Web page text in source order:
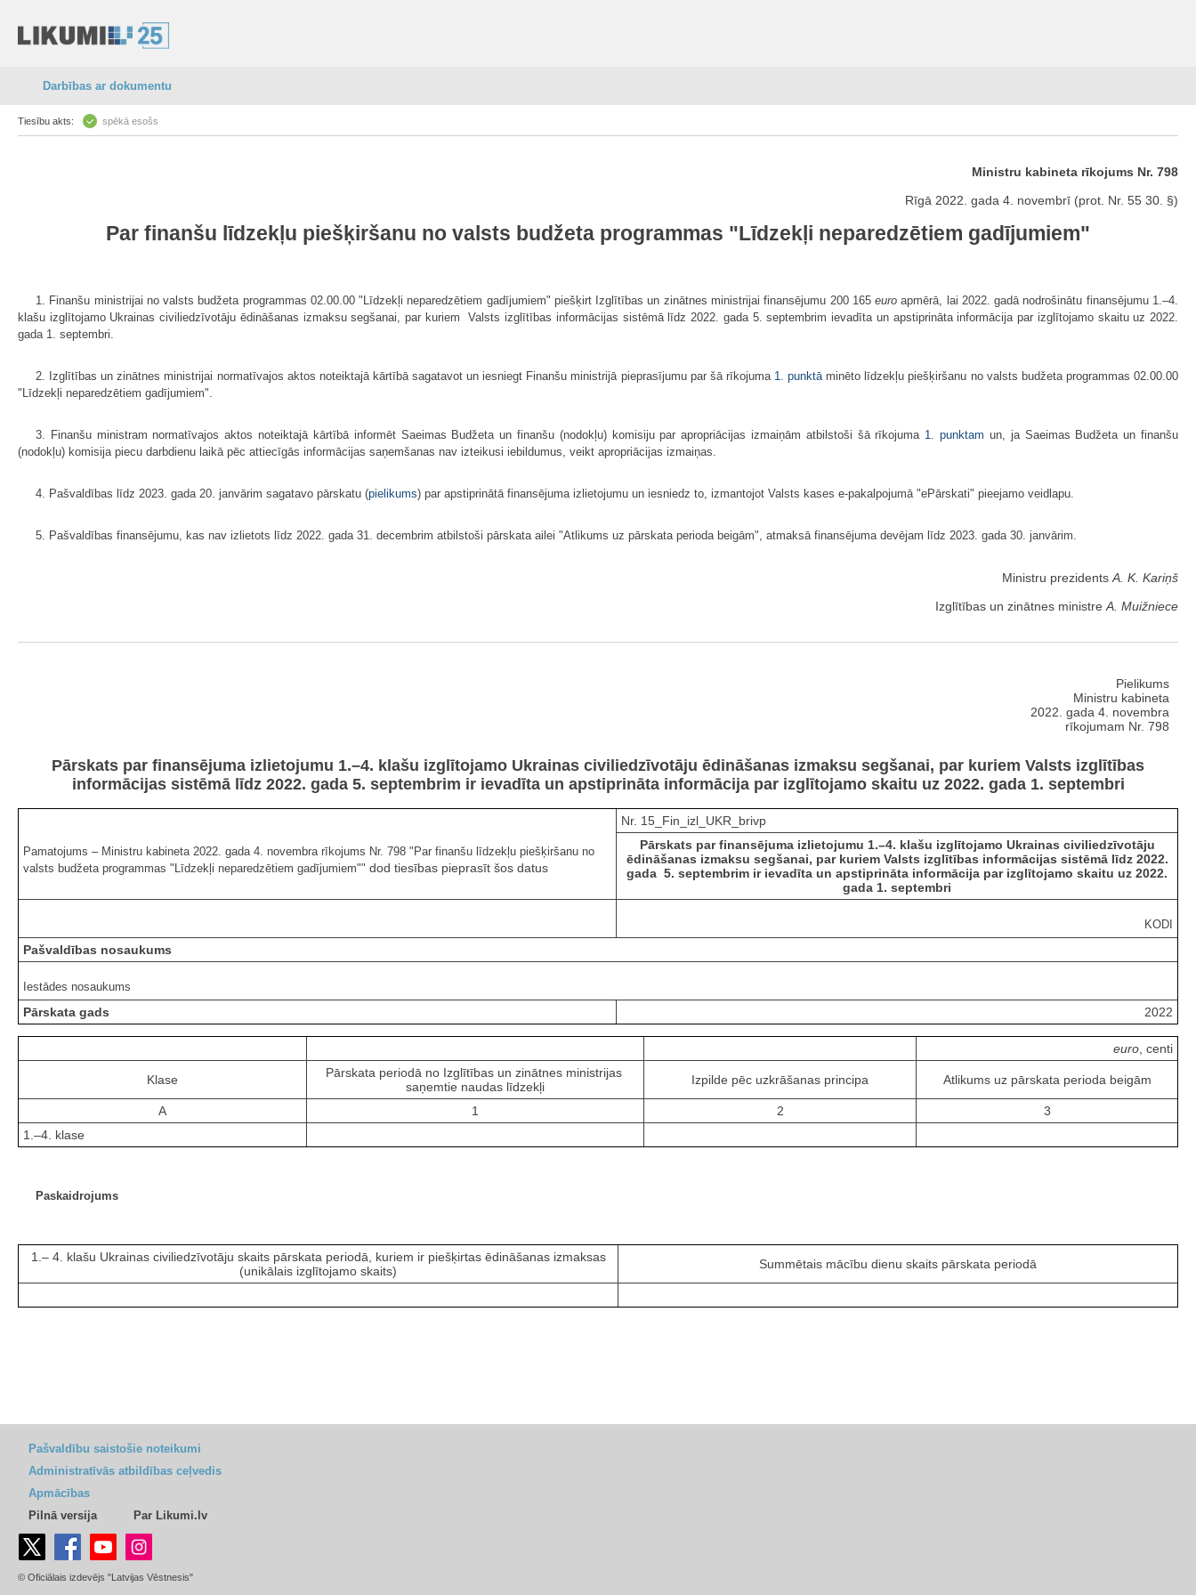
Darbības ar dokumentu
Tiesību akts: spēkā esošs
Ministru kabineta rīkojums Nr. 798
Rīgā 2022. gada 4. novembrī (prot. Nr. 55 30. §)
Par finanšu līdzekļu piešķiršanu no valsts budžeta programmas "Līdzekļi neparedzētiem gadījumiem"
1. Finanšu ministrijai no valsts budžeta programmas 02.00.00 "Līdzekļi neparedzētiem gadījumiem" piešķirt Izglītības un zinātnes ministrijai finansējumu 200 165euro apmērā, lai 2022. gadā nodrošinātu finansējumu 1.–4.
klašu izglītojamo Ukrainas civiliedzīvotāju ēdināšanas izmaksu segšanai, par kuriem Valsts izglītības informācijas sistēmā līdz 2022. gada 5. septembrim ievadīta un apstiprināta informācija par izglītojamo skaitu uz 2022.
gada 1. septembri.
2. Izglītības un zinātnes ministrijai normatīvajos aktos noteiktajā kārtībā sagatavot un iesniegt Finanšu ministrijā pieprasījumu par šā rīkojuma 1. punktā minēto līdzekļu piešķiršanu no valsts budžeta programmas 02.00.00
"Līdzekļi neparedzētiem gadījumiem".
3. Finanšu ministram normatīvajos aktos noteiktajā kārtībā informēt Saeimas Budžeta un finanšu (nodokļu) komisiju par apropriācijas izmaiņām atbilstoši šā rīkojuma 1. punktam un, ja Saeimas Budžeta un finanšu
(nodokļu) komisija piecu darbdienu laikā pēc attiecīgās informācijas saņemšanas nav izteikusi iebildumus, veikt apropriācijas izmaiņas.
4. Pašvaldības līdz 2023. gada 20. janvārim sagatavo pārskatu (pielikums) par apstiprinātā finansējuma izlietojumu un iesniedz to, izmantojot Valsts kases e-pakalpojumā "ePārskati" pieejamo veidlapu.
5. Pašvaldības finansējumu, kas nav izlietots līdz 2022. gada 31. decembrim atbilstoši pārskata ailei "Atlikums uz pārskata perioda beigām", atmaksā finansējuma devējam līdz 2023. gada 30. janvārim.
Ministru prezidents A. K. Kariņš
Izglītības un zinātnes ministre A. Muižniece
Pielikums
Ministru kabineta
2022. gada 4. novembra
rīkojumam Nr. 798
Pārskats par finansējuma izlietojumu 1.–4. klašu izglītojamo Ukrainas civiliedzīvotāju ēdināšanas izmaksu segšanai, par kuriem Valsts izglītības
informācijas sistēmā līdz 2022. gada 5. septembrim ir ievadīta un apstiprināta informācija par izglītojamo skaitu uz 2022. gada 1. septembri
Pamatojums – Ministru kabineta 2022. gada 4. novembra rīkojums Nr. 798 "Par finanšu līdzekļu piešķiršanu no
valsts budžeta programmas "Līdzekļi neparedzētiem gadījumiem"" dod tiesības pieprasīt šos datus
Nr. 15_Fin_izl_UKR_brivp
Pārskats par finansējuma izlietojumu 1.–4. klašu izglītojamo Ukrainas civiliedzīvotāju
ēdināšanas izmaksu segšanai, par kuriem Valsts izglītības informācijas sistēmā līdz 2022.
gada 5. septembrim ir ievadīta un apstiprināta informācija par izglītojamo skaitu uz 2022.
gada 1. septembri
KODI
Pašvaldības nosaukums
Iestādes nosaukums
Pārskata gads 2022
euro, centi
Klase
Pārskata periodā no Izglītības un zinātnes ministrijas
saņemtie naudas līdzekļi
Izpilde pēc uzkrāšanas principa Atlikums uz pārskata perioda beigām
A 1 2
3
1.–4. klase
Paskaidrojums
1.– 4. klašu Ukrainas civiliedzīvotāju skaits pārskata periodā, kuriem ir piešķirtas ēdināšanas izmaksas
(unikālais izglītojamo skaits)
Summētais mācību dienu skaits pārskata periodā
Pašvaldību saistošie noteikumi
Administratīvās atbildības ceļvedis
Apmācības
Pilnā versija
Par Likumi.lv
© Oficiālais izdevējs "Latvijas Vēstnesis"